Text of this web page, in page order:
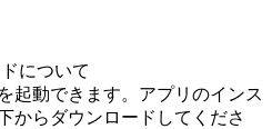
について
起動できます。アプリのインス
からダウンロードしてくださ